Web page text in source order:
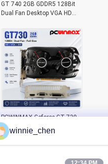
GT 740 2GB GDDR5 128Bit
Dual Fan Desktop VGA HD
PCWINMAX Geforce GT 730
2GB DDR5 128 Bit Vollgröße
GK108 VGA+HD+DVI
Schnittstelle Dual Fan
winnie_chen